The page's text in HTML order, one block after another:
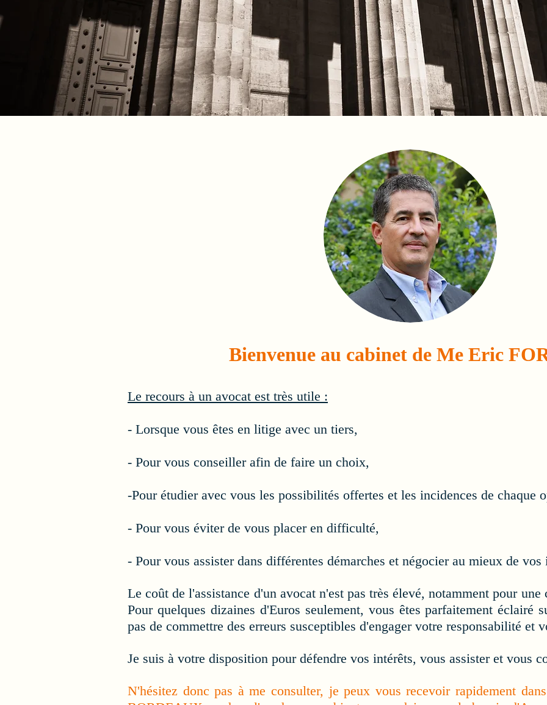
Bienvenue au cabinet de Me Eric
Le recours à un avocat est très utile :
- Lorsque vous êtes en litige avec un tiers,
- Pour vous conseiller afin de faire un choix,
-Pour étudier avec vous les possibilités offertes et les incidences de chaque
- Pour vous éviter de vous placer en difficulté,
- Pour vous assister dans différentes démarches et négocier au mieux de vos
Le coût de l'assistance d'un avocat n'est pas très élevé, notamment pour
Pour quelques dizaines d'Euros seulement, vous êtes parfaitement éclairé
pas de commettre des erreurs susceptibles d'engager votre responsabilité et
Je suis à votre disposition pour défendre vos intérêts, vous assister et vous
N'hésitez donc pas à me consulter, je peux vous recevoir rapidement